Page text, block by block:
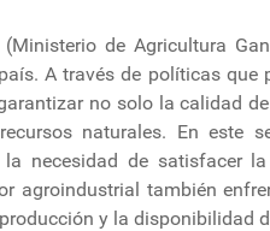
de Agricultura
A través de políticas
no solo la calidad
naturales. En este
la necesidad de satisfacer
agroindustrial también
y la disponibilidad